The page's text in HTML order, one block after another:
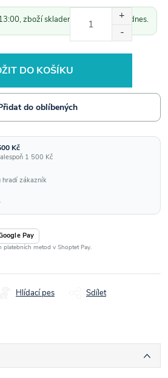
zboží skladem odešleme ještě dnes.
DO KOŠÍKU
do oblíbených
Kč
1 500 Kč
hradí zákazník
Pay
platebních metod v Shoptet Pay.
Hlídací pes Sdílet